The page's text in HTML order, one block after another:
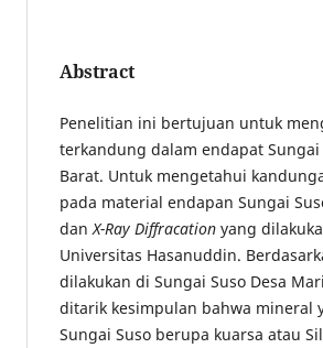
Abstract
Penelitian ini bertujuan untuk
terkandung dalam endapat
Barat. Untuk mengetahui
pada material endapan Sungai
danX-Ray Diffracation yang
Universitas Hasanuddin.
dilakukan di Sungai Suso Desa
ditarik kesimpulan bahwa mineral
Sungai Suso berupa kuarsa atau